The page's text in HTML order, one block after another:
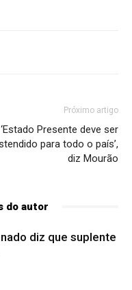
Próximo artigo
‘Estado Presente deve ser
para todo o país’,
diz Mourão
do autor
diz que suplente